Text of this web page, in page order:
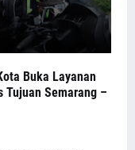
Buka Layanan
Tujuan Semarang –